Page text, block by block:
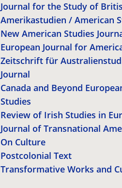
Journal for the Study of
Amerikastudien / American
New American Studies
European Journal for
Zeitschrift für
Journal
Canada and Beyond
Studies
Review of Irish Studies in
Journal of Transnational
On Culture
Postcolonial Text
Transformative Works and